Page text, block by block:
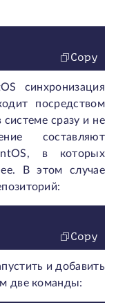
Copy
синхронизация
посредством
сразу и не
составляют
в которых
В этом случае
Copy
и добавить
две команды: